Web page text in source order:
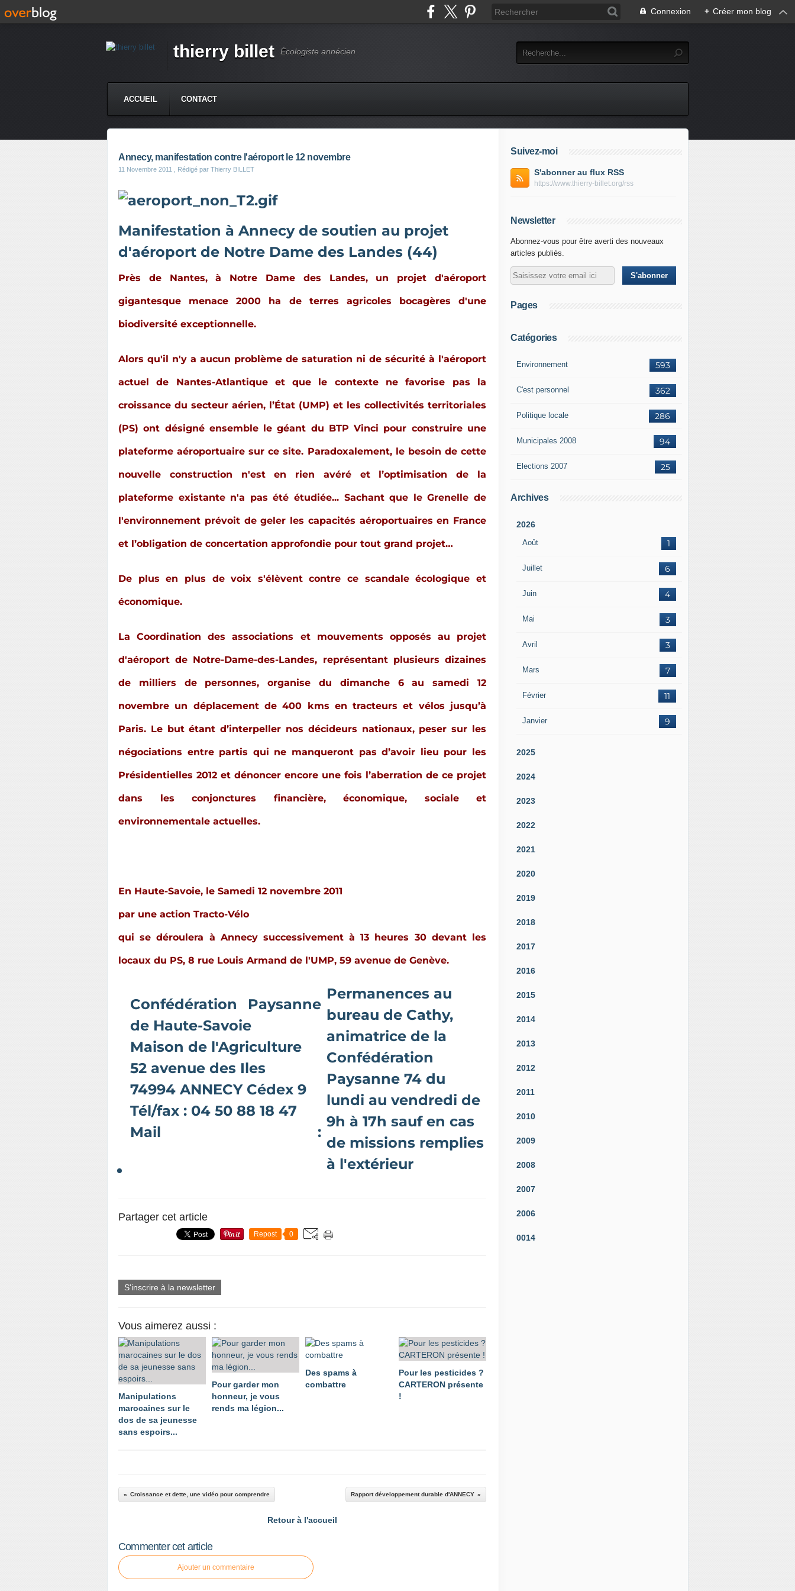
Connexion + Créer mon blog
thierry billet Écologiste annécien
ACCUEIL CONTACT
Annecy, manifestation contre l'aéroport le 12 novembre
11 Novembre 2011 , Rédigé par Thierry BILLET
Manifestation à Annecy de soutien au projet
d'aéroport de Notre Dame des Landes (44)
Près de Nantes, à Notre Dame des Landes, un projet d'aéroport
gigantesque menace 2000 ha de terres agricoles bocagères d'une
biodiversité exceptionnelle.
Alors qu'il n'y a aucun problème de saturation ni de sécurité à l'aéroport
actuel de Nantes-Atlantique et que le contexte ne favorise pas la
croissance du secteur aérien, l’État (UMP) et les collectivités territoriales
(PS) ont désigné ensemble le géant du BTP Vinci pour construire une
plateforme aéroportuaire sur ce site. Paradoxalement, le besoin de cette
nouvelle construction n'est en rien avéré et l’optimisation de la
plateforme existante n'a pas été étudiée... Sachant que le Grenelle de
l'environnement prévoit de geler les capacités aéroportuaires en France
et l’obligation de concertation approfondie pour tout grand projet…
De plus en plus de voix s'élèvent contre ce scandale écologique et
économique.
La Coordination des associations et mouvements opposés au projet
d'aéroport de Notre-Dame-des-Landes, représentant plusieurs dizaines
de milliers de personnes, organise du dimanche 6 au samedi 12
novembre un déplacement de 400 kms en tracteurs et vélos jusqu’à
Paris. Le but étant d’interpeller nos décideurs nationaux, peser sur les
négociations entre partis qui ne manqueront pas d’avoir lieu pour les
Présidentielles 2012 et dénoncer encore une fois l’aberration de ce projet
dans les conjonctures financière, économique, sociale et
environnementale actuelles.
En Haute-Savoie, le Samedi 12 novembre 2011
par une action Tracto-Vélo
qui se déroulera à Annecy successivement à 13 heures 30 devant les
locaux du PS, 8 rue Louis Armand de l'UMP, 59 avenue de Genève.
Confédération Paysanne
de Haute-Savoie
Maison de l'Agriculture
52 avenue des Iles
74994 ANNECY Cédex 9
Tél/fax : 04 50 88 18 47
Mail :
Permanences au
bureau de Cathy,
animatrice de la
Confédération
Paysanne 74 du
lundi au vendredi de
9h à 17h sauf en cas
de missions remplies
à l'extérieur
Partager cet article
Repost 0
S'inscrire à la newsletter
Vous aimerez aussi :
Manipulations
marocaines sur le
dos de sa jeunesse
sans espoirs...
Pour garder mon
honneur, je vous
rends ma légion...
Des spams à
combattre
Pour les pesticides ?
CARTERON présente
!
Croissance et dette, une vidéo pour comprendre Rapport développement durable d'ANNECY
Retour à l'accueil
Commenter cet article
Ajouter un commentaire
Suivez-moi
S'abonner au flux RSS
https://www.thierry-billet.org/rss
Newsletter
Abonnez-vous pour être averti des nouveaux
articles publiés.
Pages
Catégories
593
Environnement
362
C'est personnel
286
Politique locale
94
Municipales 2008
25
Elections 2007
Archives
2026
Août 1
Juillet 6
Juin 4
Mai 3
Avril 3
Mars 7
Février 11
Janvier 9
2025
2024
2023
2022
2021
2020
2019
2018
2017
2016
2015
2014
2013
2012
2011
2010
2009
2008
2007
2006
0014